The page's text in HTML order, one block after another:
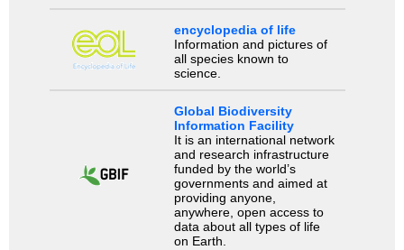
encyclopedia of life
Information and pictures of
all species known to
science.
Global Biodiversity
Information Facility
It is an international network
and research infrastructure
funded by the world’s
governments and aimed at
providing anyone,
anywhere, open access to
data about all types of life
on Earth.